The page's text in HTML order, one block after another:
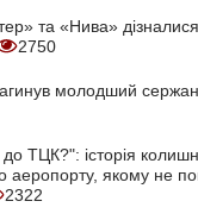
та «Нива»
2750
молодший
до ТЦК?": історія
аеропорту, якому не
2322